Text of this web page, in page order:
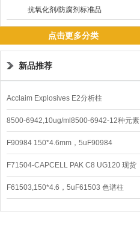
抗氧化剂/防腐剂标准品
点击更多分类
新品推荐
Acclaim Explosives E2分析柱
8500-6942,10ug/ml8500-6942-12种元素
混合校准液
F90984 150*4.6mm，5uF90984
CAPCELL PAK C8 DD （S-5）
F71504-CAPCELL PAK C8 UG120 现货
3600/支
F61503,150*4.6，5uF61503 色谱柱
CAPCELL PAK C18 UG120